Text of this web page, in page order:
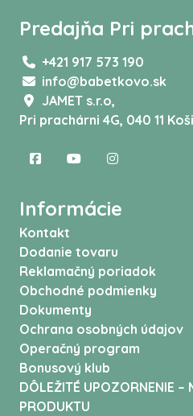
Predajňa Pri
+421 917 573 190
info@babetkovo.sk
JAMET s.r.o,
Pri prachárni 4G, 040 11
Informácie
Kontakt
Dodanie tovaru
Reklamačný poriadok
Obchodné podmienky
Dokumenty
Ochrana osobných údajov
Operačný program
Bonusový klub
DÔLEŽITÉ UPOZORNENIE –
PRODUKTU